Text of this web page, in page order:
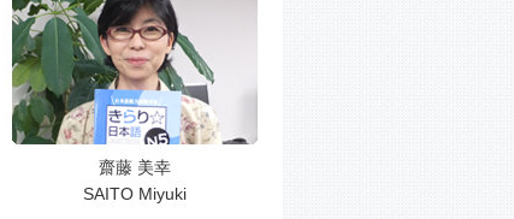
齋藤 美幸
SAITO Miyuki